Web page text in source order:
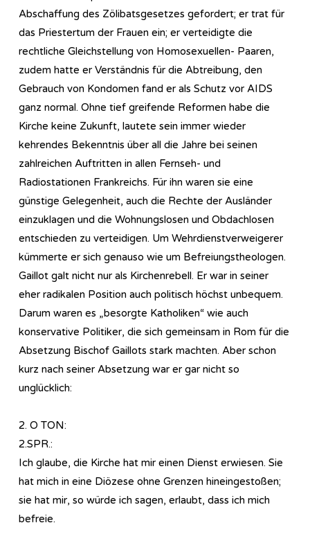
Abschaffung des Zölibatsgesetzes gefordert; er trat für
das Priestertum der Frauen ein; er verteidigte die
rechtliche Gleichstellung von Homosexuellen- Paaren,
zudem hatte er Verständnis für die Abtreibung, den
Gebrauch von Kondomen fand er als Schutz vor AIDS
ganz normal. Ohne tief greifende Reformen habe die
Kirche keine Zukunft, lautete sein immer wieder
kehrendes Bekenntnis über all die Jahre bei seinen
zahlreichen Auftritten in allen Fernseh- und
Radiostationen Frankreichs. Für ihn waren sie eine
günstige Gelegenheit, auch die Rechte der Ausländer
einzuklagen und die Wohnungslosen und Obdachlosen
entschieden zu verteidigen. Um Wehrdienstverweigerer
kümmerte er sich genauso wie um Befreiungstheologen.
Gaillot galt nicht nur als Kirchenrebell. Er war in seiner
eher radikalen Position auch politisch höchst unbequem.
Darum waren es „besorgte Katholiken“ wie auch
konservative Politiker, die sich gemeinsam in Rom für die
Absetzung Bischof Gaillots stark machten. Aber schon
kurz nach seiner Absetzung war er gar nicht so
unglücklich:
2. O TON:
2.SPR.:
Ich glaube, die Kirche hat mir einen Dienst erwiesen. Sie
hat mich in eine Diözese ohne Grenzen hineingestoßen;
sie hat mir, so würde ich sagen, erlaubt, dass ich mich
befreie.